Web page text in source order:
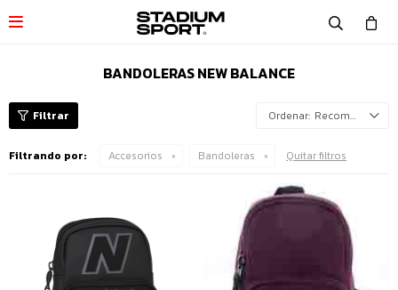

BANDOLERAS NEW BALANCE
Recomendados
Filtrando por: Accesorios Bandoleras Quitar filtros